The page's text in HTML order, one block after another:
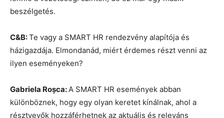
beszélgetés.
C&B:Te vagy a SMART HR rendezvény alapítója és
házigazdája. Elmondanád, miért érdemes részt venni az
ilyen eseményeken?
Gabriela Roșca: A SMART HR események abban
különböznek, hogy egy olyan keretet kínálnak, ahol a
résztvevők hozzáférhetnek az aktuális és releváns